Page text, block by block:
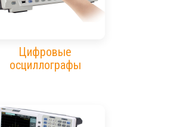
Цифровые
осциллографы